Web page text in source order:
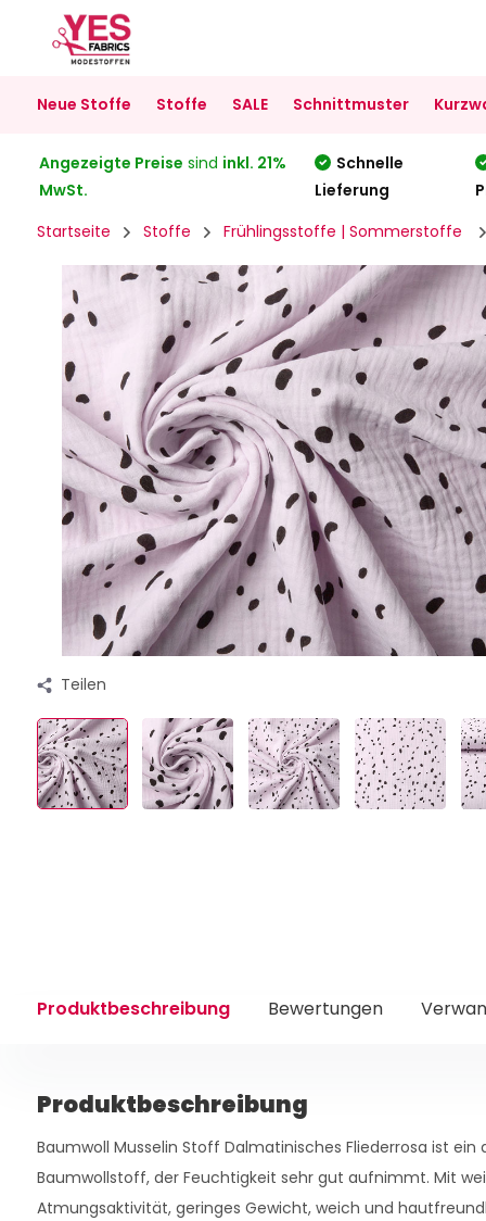
Neue Stoffe Stoffe SALE Schnittmuster
Angezeigte Preise sind inkl. 21%
MwSt.
Schnelle
Lieferung
Startseite Stoffe Frühlingsstoffe | Sommerstoffe
Teilen
Produktbeschreibung Bewertungen
Produktbeschreibung
Baumwoll Musselin Stoff Dalmatinisches Fliederrosa ist
Baumwollstoff, der Feuchtigkeit sehr gut aufnimmt. Mit
Atmungsaktivität, geringes Gewicht, weich und